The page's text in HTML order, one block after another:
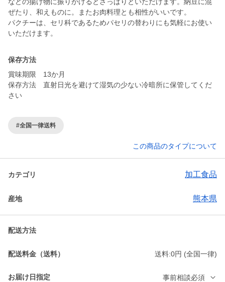
ぜたり、和えものに。またお肉料理とも相性がいいです。
パクチーは、セリ科であるためパセリの替わりにも気軽にお使い
いただけます。
保存方法
賞味期限 13か月
保存方法 直射日光を避けて湿気の少ない冷暗所に保管してくだ
さい
#全国一律送料
この商品のタイプについて
カテゴリ 加工食品
産地 熊本県
配送方法
配送料金（送料） 送料:0円 (全国一律)
お届け日指定 事前相談必須